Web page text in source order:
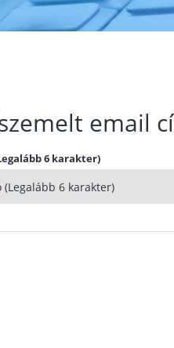
email
6 karakter)